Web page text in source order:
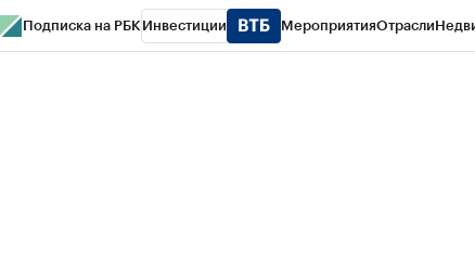
Подписка на РБК Инвестиции МероприятияОтрасли